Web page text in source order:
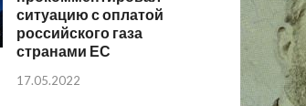
ситуацию с оплатой
российского газа
странами ЕС
17.05.2022